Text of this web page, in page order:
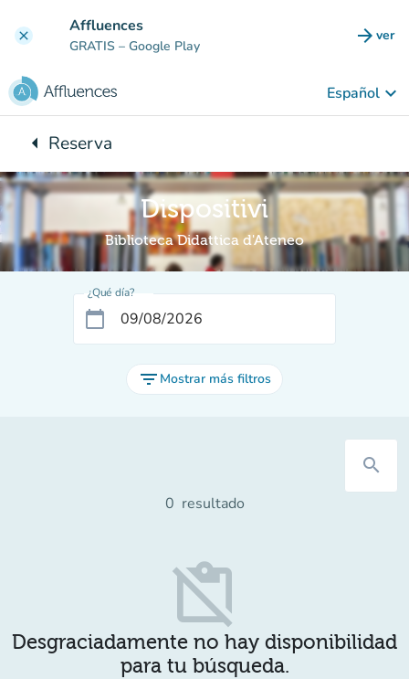
clear Affluences
GRATIS – Google Play arrow_forward ver
Español keyboard_arrow_down
arrow_leftVuelta:
Reserva
Dispositivi
Biblioteca Didattica d'Ateneo
¿Qué día?
calendar_today
filter_list Mostrar más filtros
search
0 resultado
content_paste_off
Desgraciadamente no hay disponibilidad
para tu búsqueda.